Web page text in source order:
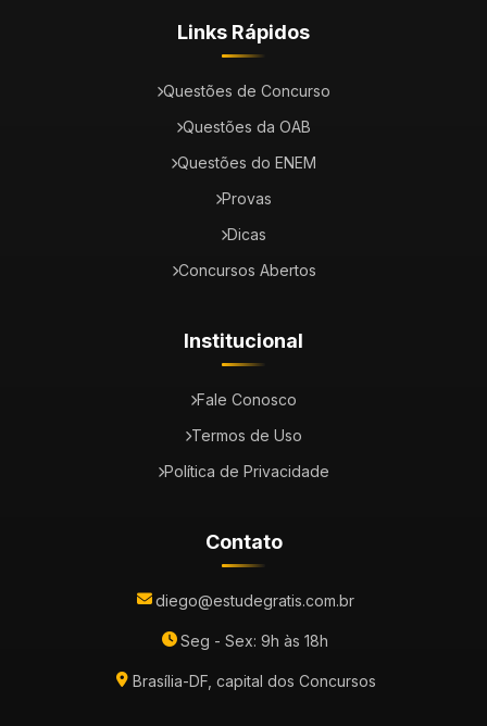
Links Rápidos
Questões de Concurso
Questões da OAB
Questões do ENEM
Provas
Dicas
Concursos Abertos
Institucional
Fale Conosco
Termos de Uso
Política de Privacidade
Contato
diego@estudegratis.com.br
Seg - Sex: 9h às 18h
Brasília-DF, capital dos Concursos